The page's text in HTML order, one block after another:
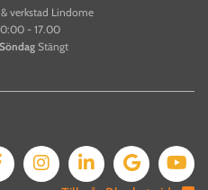
verkstad Lindome
- 17.00
Söndag Stängt